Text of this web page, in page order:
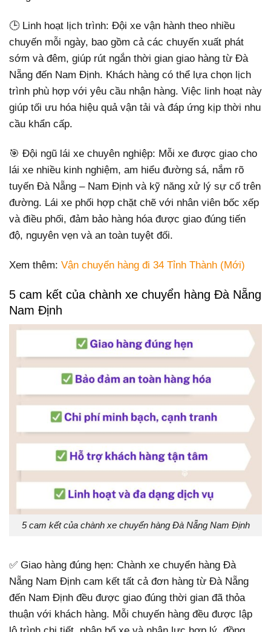
🕒 Linh hoạt lịch trình: Đội xe vận hành theo nhiều
chuyến mỗi ngày, bao gồm cả các chuyến xuất phát
sớm và đêm, giúp rút ngắn thời gian giao hàng từ Đà
Nẵng đến Nam Định. Khách hàng có thể lựa chọn lịch
trình phù hợp với yêu cầu nhận hàng. Việc linh hoạt này
giúp tối ưu hóa hiệu quả vận tải và đáp ứng kịp thời nhu
cầu khẩn cấp.
🎯 Đội ngũ lái xe chuyên nghiệp: Mỗi xe được giao cho
lái xe nhiều kinh nghiệm, am hiểu đường sá, nắm rõ
tuyến Đà Nẵng – Nam Định và kỹ năng xử lý sự cố trên
đường. Lái xe phối hợp chặt chẽ với nhân viên bốc xếp
và điều phối, đảm bảo hàng hóa được giao đúng tiến
độ, nguyên vẹn và an toàn tuyệt đối.
Xem thêm: Vận chuyển hàng đi 34 Tỉnh Thành (Mới)
5 cam kết của chành xe chuyển hàng Đà Nẵng
Nam Định
5 cam kết của chành xe chuyển hàng Đà Nẵng Nam Định
✅ Giao hàng đúng hẹn: Chành xe chuyển hàng Đà
Nẵng Nam Định cam kết tất cả đơn hàng từ Đà Nẵng
đến Nam Định đều được giao đúng thời gian đã thỏa
thuận với khách hàng. Mỗi chuyến hàng đều được lập